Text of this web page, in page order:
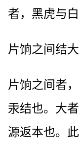
者，黑虎与白
片饷之间结大
片饷之间者
汞结也。大
源返本也。